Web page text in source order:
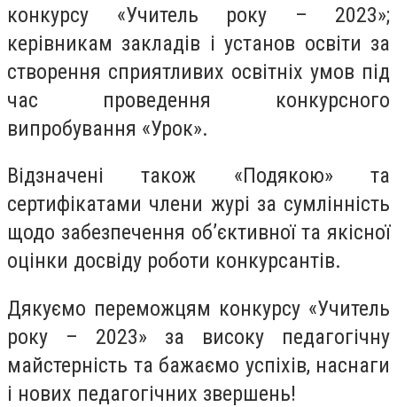
конкурсу «Учитель року – 2023»;
керівникам закладів і установ освіти за
створення сприятливих освітніх умов під
час проведення конкурсного
випробування «Урок».
Відзначені також «Подякою» та
сертифікатами члени журі за сумлінність
щодо забезпечення об’єктивної та якісної
оцінки досвіду роботи конкурсантів.
Дякуємо переможцям конкурсу «Учитель
року – 2023» за високу педагогічну
майстерність та бажаємо успіхів, наснаги
і нових педагогічних звершень!